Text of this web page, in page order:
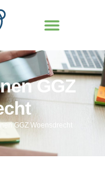
GGZ
GGZ Woensdrecht